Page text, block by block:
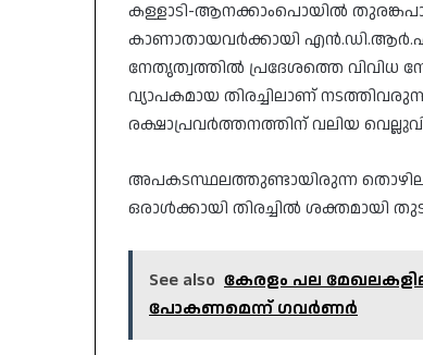
കള്ളാടി-ആനക്കാംപൊയിൽ
കാണാതായവർക്കായി
നേതൃത്വത്തിൽ പ്രദേശത്തെ
വ്യാപകമായ തിരച്ചിലാണ്
രക്ഷാപ്രവർത്തനത്തിന് വലിയ
​അപകടസ്ഥലത്തുണ്ടായിരുന്ന
ഒരാൾക്കായി തിരച്ചിൽ
See also കേരളം പല
പോകണമെന്ന് ഗവർണർ